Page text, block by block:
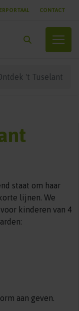
CONTACT
't Tuselant
staat om haar
lijnen. We
kinderen van 4
aan geven.